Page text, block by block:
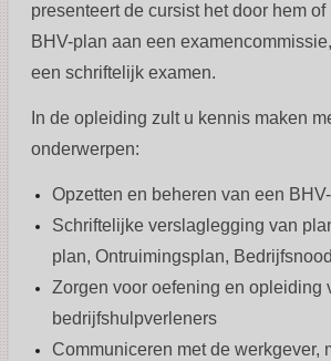
presenteert de cursist het door hem
BHV-plan aan een
een schriftelijk examen.
In de opleiding zult u kennis maken
onderwerpen:
Opzetten en beheren van een
Schriftelijke verslaglegging van
plan, Ontruimingsplan,
Zorgen voor oefening en opleiding
bedrijfshulpverleners
Communiceren met de werkgever,